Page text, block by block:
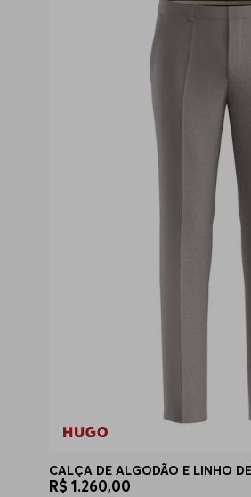
CALÇA DE ALGODÃO E LINHO
R$ 1.260,00